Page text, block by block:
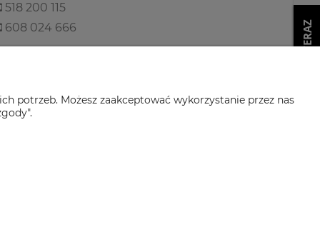
518 200 115
608 024 666
WEŹ LEASING TERAZ
potrzeb. Możesz zaakceptować wykorzystanie przez nas